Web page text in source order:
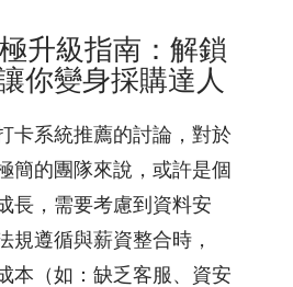
升級指南：解鎖
你變身採購達人
卡系統推薦的討論，對於
簡的團隊來說，或許是個
長，需要考慮到資料安
規遵循與薪資整合時，
本（如：缺乏客服、資安